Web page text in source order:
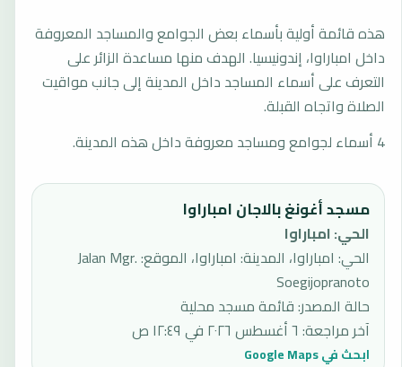
هذه قائمة أولية بأسماء بعض الجوامع والمساجد المعروفة
داخل امباراوا، إندونيسيا. الهدف منها مساعدة الزائر على
التعرف على أسماء المساجد داخل المدينة إلى جانب مواقيت
الصلاة واتجاه القبلة.
4 أسماء لجوامع ومساجد معروفة داخل هذه المدينة.
مسجد أغونغ بالاجان امباراوا
الحي:امباراوا
الحي: امباراوا، المدينة: امباراوا، الموقع: Jalan Mgr.
Soegijopranoto
حالة المصدر:قائمة مسجد محلية
آخر مراجعة: ٦ أغسطس ٢٠٢٦ في ١٢:٤٩ ص
ابحث في Google Maps